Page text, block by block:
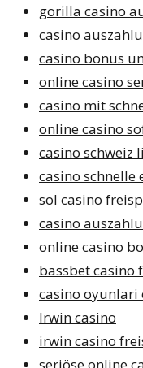
gorilla casino
casino
casino bonus
online casino
casino mit
online casino
casino schweiz
casino schnelle
sol casino
casino
online casino
bassbet casino
casino oyunlari
Irwin casino
irwin casino
seriöse online